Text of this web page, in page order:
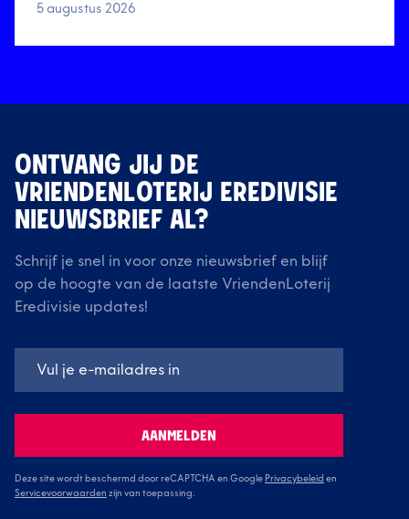
5 augustus 2026
ONTVANG JIJ DE
VRIENDENLOTERIJ EREDIVISIE
NIEUWSBRIEF AL?
Schrijf je snel in voor onze nieuwsbrief en blijf
op de hoogte van de laatste VriendenLoterij
Eredivisie updates!
AANMELDEN
Deze site wordt beschermd door reCAPTCHA en Google Privacybeleid en
Servicevoorwaarden zijn van toepassing.